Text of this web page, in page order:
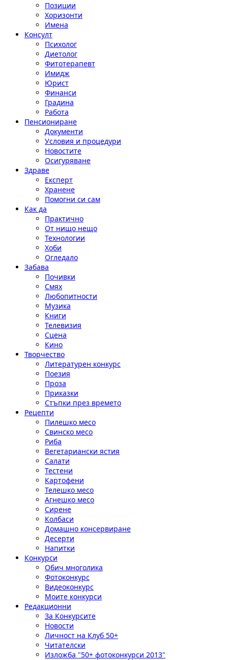
Позиции
Хоризонти
Имена
Консулт
Психолог
Диетолог
Фитотерапевт
Имидж
Юрист
Финанси
Градина
Работа
Пенсиониране
Документи
Условия и процедури
Новостите
Осигуряване
Здраве
Експерт
Хранене
Помогни си сам
Как да
Практично
От нищо нещо
Технологии
Хоби
Огледало
Забава
Почивки
Смях
Любопитности
Музика
Книги
Телевизия
Сцена
Кино
Творчество
Литературен конкурс
Поезия
Проза
Приказки
Стъпки през времето
Рецепти
Пилешко месо
Свинско месо
Риба
Вегетариански ястия
Салати
Тестени
Картофени
Телешко месо
Агнешко месо
Сирене
Колбаси
Домашно консервиране
Десерти
Напитки
Конкурси
Обич многолика
Фотоконкурс
Видеоконкурс
Моите конкурси
Редакционни
За Конкурсите
Новости
Личност на Клуб 50+
Читателски
Изложба "50+ фотоконкурси 2013"